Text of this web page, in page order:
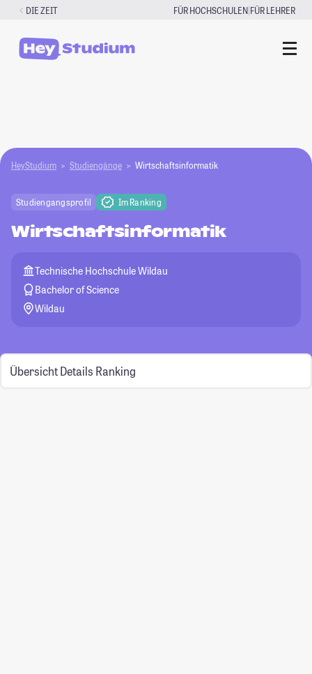
Zum
springen
DIE ZEIT FÜR HOCHSCHULEN|FÜR LEHRER
HeyStudium Studiengänge Wirtschaftsinformatik
Studiengangsprofil Im Ranking
Wirtschaftsinformatik
Technische Hochschule Wildau
Bachelor of Science
Wildau
Übersicht Details Ranking